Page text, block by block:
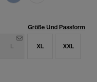
Größe Und Passform
L XL XXL